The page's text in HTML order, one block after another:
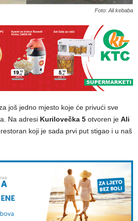
Foto: Ali kebaba
još jedno mjesto koje će privući sve
Na adresi Kurilovečka 5 otvoren je Ali
restoran koji je sada prvi put stigao i u naš